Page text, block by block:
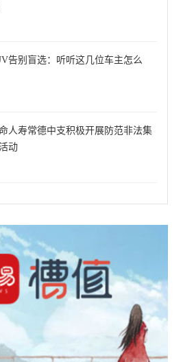
告别盲选：听听这几位车主怎么
人寿常德中支积极开展防范非法集
动